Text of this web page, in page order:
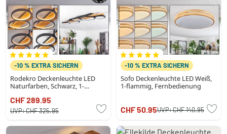
-10 % EXTRA SICHERN
Rodekro Deckenleuchte LED
Naturfarben, Schwarz, 1-
CHF 289.95
UVP:CHF 325.95
-10 % EXTRA SICHERN
Sofo Deckenleuchte LED Weiß,
1-flammig, Fernbedienung
CHF 50.95UVP:CHF 140.95